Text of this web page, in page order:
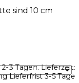
sind 10 cm
3 Tagen. Lieferzeit:
Lieferfrist 3-5 Tage